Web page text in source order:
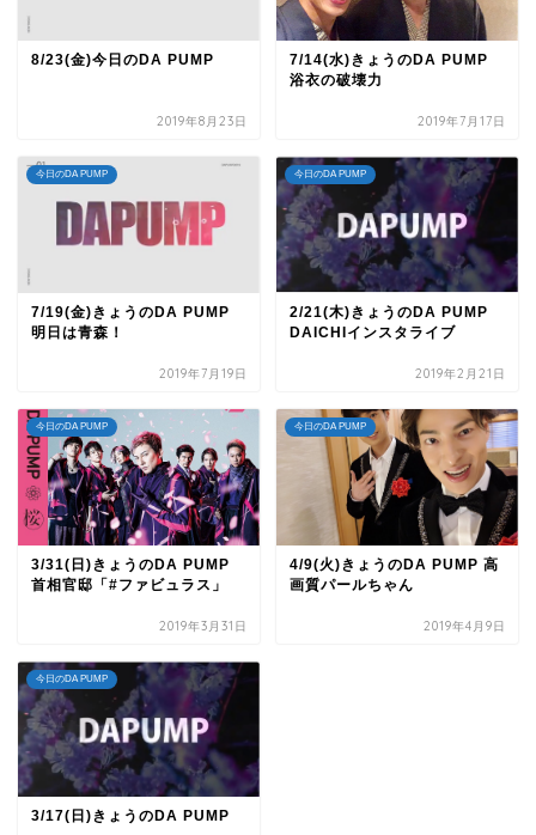
8/23(金)今日のDA PUMP
2019年8月23日
7/14(水)きょうのDA PUMP
浴衣の破壊力
2019年7月17日
今日のDA PUMP
7/19(金)きょうのDA PUMP
明日は青森！
2019年7月19日
今日のDA PUMP
2/21(木)きょうのDA PUMP
DAICHIインスタライブ
2019年2月21日
今日のDA PUMP
3/31(日)きょうのDA PUMP
首相官邸「#ファビュラス」
2019年3月31日
今日のDA PUMP
4/9(火)きょうのDA PUMP 高
画質パールちゃん
2019年4月9日
今日のDA PUMP
3/17(日)きょうのDA PUMP